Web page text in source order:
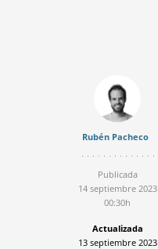
Rubén Pacheco
Publicada
14 septiembre 2023
00:30h
Actualizada
13 septiembre 2023